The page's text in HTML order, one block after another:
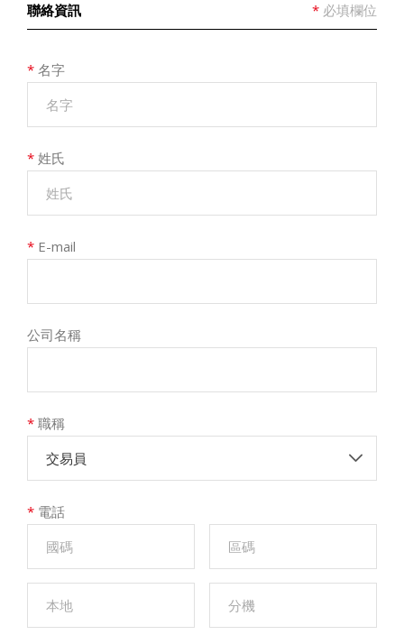
* 必填欄位
聯絡資訊
* 名字
* 姓氏
* E-mail
公司名稱
* 職稱
交易員
* 電話